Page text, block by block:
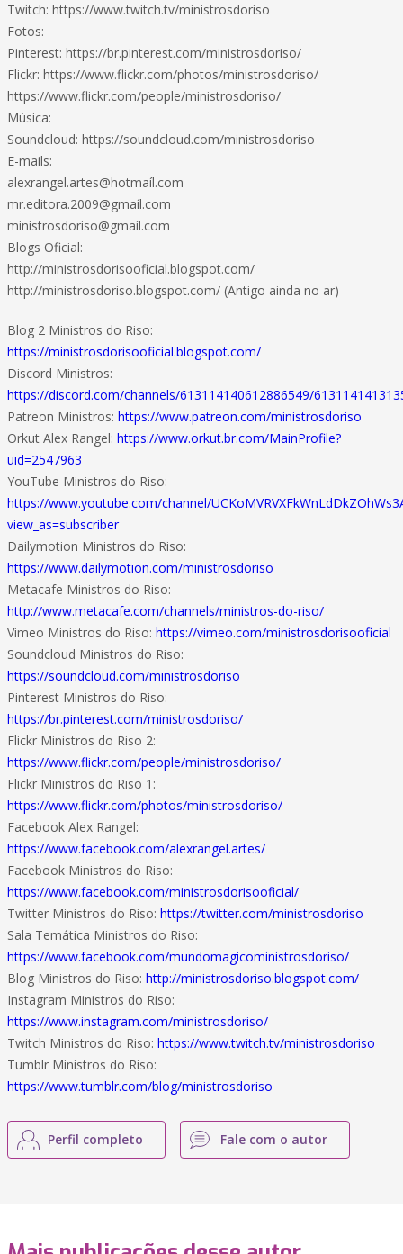
Twitch: https://www.twitch.tv/ministrosdoriso
Fotos:
Pinterest: https://br.pinterest.com/ministrosdoriso/
Flickr: https://www.flickr.com/photos/ministrosdoriso/
https://www.flickr.com/people/ministrosdoriso/
Música:
Soundcloud: https://soundcloud.com/ministrosdoriso
E-mails:
alexrangel.artes@hotmaíl.com
mr.editora.2009@gmaíl.com
ministrosdoriso@gmaíl.com
Blogs Oficial:
http://ministrosdorisooficial.blogspot.com/
http://ministrosdoriso.blogspot.com/ (Antigo ainda no ar)
Blog 2 Ministros do Riso:
https://ministrosdorisooficial.blogspot.com/
Discord Ministros:
https://discord.com/channels/613114140612886549/
Patreon Ministros: https://www.patreon.com/ministrosdoriso
Orkut Alex Rangel: https://www.orkut.br.com/MainProfile?
uid=2547963
YouTube Ministros do Riso:
https://www.youtube.com/channel/
view_as=subscriber
Dailymotion Ministros do Riso:
https://www.dailymotion.com/ministrosdoriso
Metacafe Ministros do Riso:
http://www.metacafe.com/channels/ministros-do-riso/
Vimeo Ministros do Riso: https://vimeo.com/ministrosdorisooficial
Soundcloud Ministros do Riso:
https://soundcloud.com/ministrosdoriso
Pinterest Ministros do Riso:
https://br.pinterest.com/ministrosdoriso/
Flickr Ministros do Riso 2:
https://www.flickr.com/people/ministrosdoriso/
Flickr Ministros do Riso 1:
https://www.flickr.com/photos/ministrosdoriso/
Facebook Alex Rangel:
https://www.facebook.com/alexrangel.artes/
Facebook Ministros do Riso:
https://www.facebook.com/ministrosdorisooficial/
Twitter Ministros do Riso: https://twitter.com/ministrosdoriso
Sala Temática Ministros do Riso:
https://www.facebook.com/mundomagicoministrosdoriso/
Blog Ministros do Riso: http://ministrosdoriso.blogspot.com/
Instagram Ministros do Riso:
https://www.instagram.com/ministrosdoriso/
Twitch Ministros do Riso: https://www.twitch.tv/ministrosdoriso
Tumblr Ministros do Riso:
https://www.tumblr.com/blog/ministrosdoriso
Perfil completo Fale com o autor